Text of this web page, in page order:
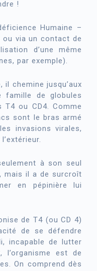
!
Humaine –
via un contact de
d’une même
par exemple).
il chemine jusqu’aux
famille de globules
T4 ou CD4. Comme
sont le bras armé
invasions virales,
à son seul
mais il a de surcroît
en pépinière lui
de T4 (ou CD 4)
de se défendre
incapable de lutter
l’organisme est de
On comprend dès